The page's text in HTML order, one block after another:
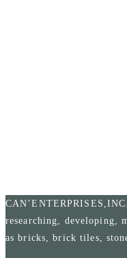
researching, developing,
as bricks, brick tiles,